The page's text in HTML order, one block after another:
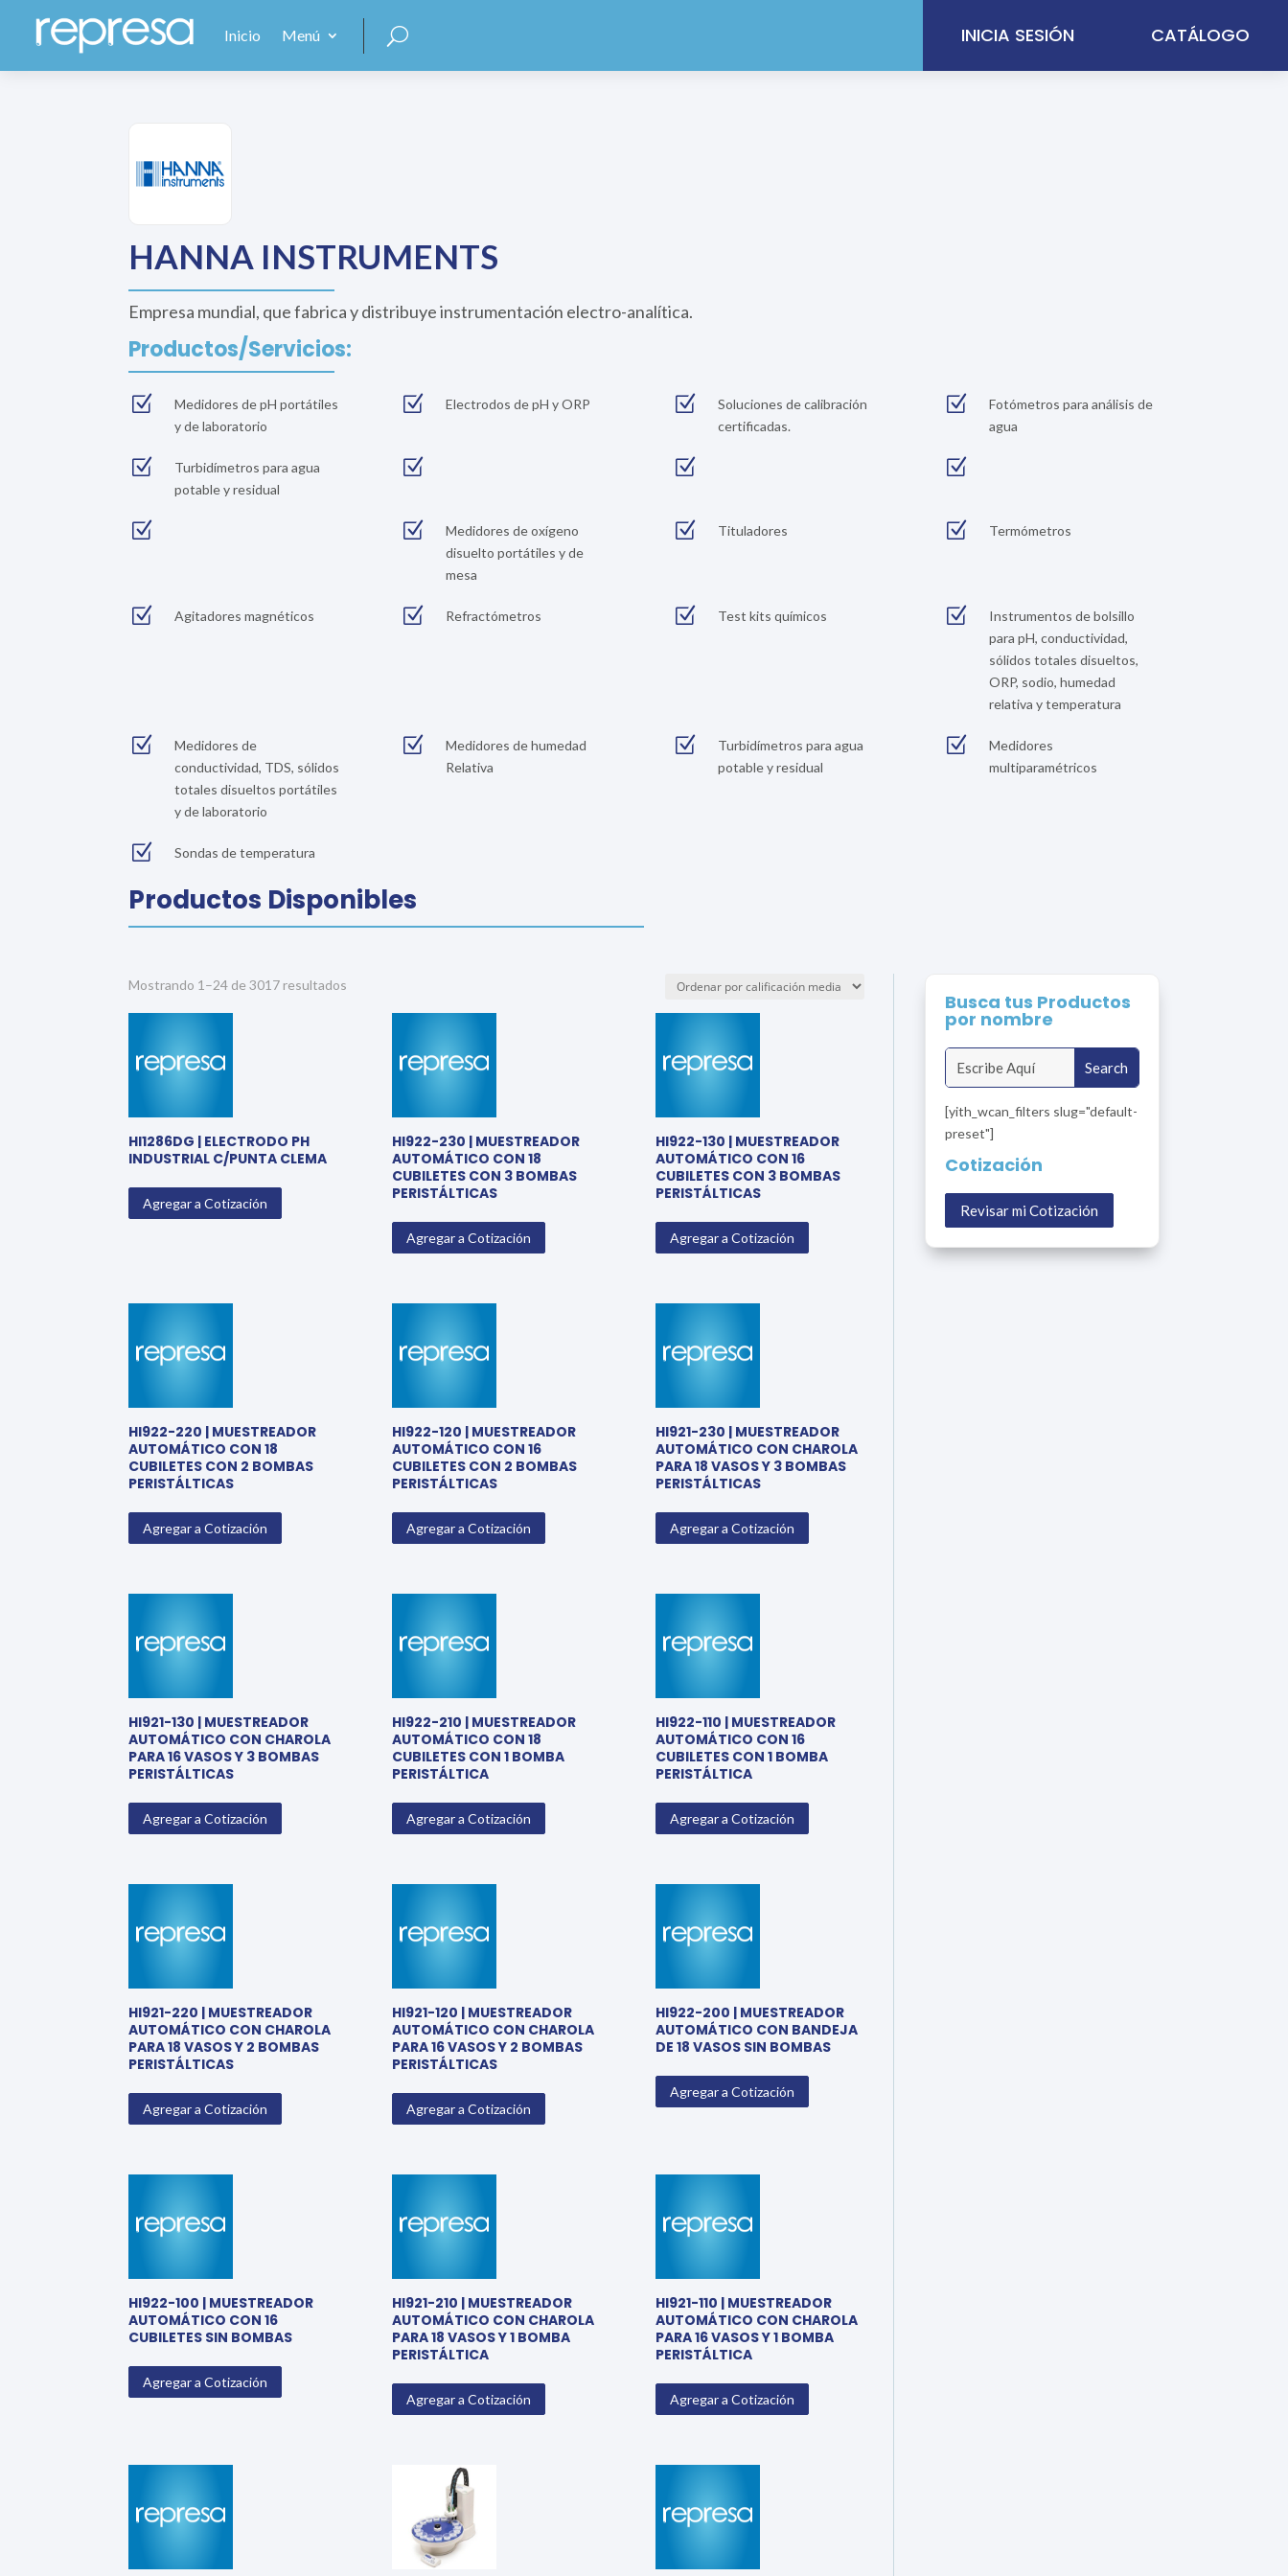
Inicio Menú INICIA SESIÓN CATÁLOGO
HANNA INSTRUMENTS
Empresa mundial, que fabrica y distribuye instrumentación electro-analítica.
Productos/Servicios:
Z
Medidores de pH portátiles
y de laboratorio
Z Electrodos de pH y ORP Z
Soluciones de calibración
certificadas.
Z
Fotómetros para análisis de
agua
Z
Turbidímetros para agua
potable y residual
Z Z Z
Z Z
Medidores de oxígeno
disuelto portátiles y de
mesa
Z Tituladores Z Termómetros
Z Agitadores magnéticos Z Refractómetros Z Test kits químicos Z
Instrumentos de bolsillo
para pH, conductividad,
sólidos totales disueltos,
ORP, sodio, humedad
relativa y temperatura
Z
Medidores de
conductividad, TDS, sólidos
totales disueltos portátiles
y de laboratorio
Z
Medidores de humedad
Relativa
Z
Turbidímetros para agua
potable y residual
Z
Medidores
multiparamétricos
Z Sondas de temperatura
Productos Disponibles
Mostrando 1–24 de 3017 resultados
HI1286DG | ELECTRODO PH
INDUSTRIAL C/PUNTA CLEMA
Agregar a Cotización
HI922-230 | MUESTREADOR
AUTOMÁTICO CON 18
CUBILETES CON 3 BOMBAS
PERISTÁLTICAS
Agregar a Cotización
HI922-130 | MUESTREADOR
AUTOMÁTICO CON 16
CUBILETES CON 3 BOMBAS
PERISTÁLTICAS
Agregar a Cotización
HI922-220 | MUESTREADOR
AUTOMÁTICO CON 18
CUBILETES CON 2 BOMBAS
PERISTÁLTICAS
Agregar a Cotización
HI922-120 | MUESTREADOR
AUTOMÁTICO CON 16
CUBILETES CON 2 BOMBAS
PERISTÁLTICAS
Agregar a Cotización
HI921-230 | MUESTREADOR
AUTOMÁTICO CON CHAROLA
PARA 18 VASOS Y 3 BOMBAS
PERISTÁLTICAS
Agregar a Cotización
HI921-130 | MUESTREADOR
AUTOMÁTICO CON CHAROLA
PARA 16 VASOS Y 3 BOMBAS
PERISTÁLTICAS
Agregar a Cotización
HI922-210 | MUESTREADOR
AUTOMÁTICO CON 18
CUBILETES CON 1 BOMBA
PERISTÁLTICA
Agregar a Cotización
HI922-110 | MUESTREADOR
AUTOMÁTICO CON 16
CUBILETES CON 1 BOMBA
PERISTÁLTICA
Agregar a Cotización
HI921-220 | MUESTREADOR
AUTOMÁTICO CON CHAROLA
PARA 18 VASOS Y 2 BOMBAS
PERISTÁLTICAS
Agregar a Cotización
HI921-120 | MUESTREADOR
AUTOMÁTICO CON CHAROLA
PARA 16 VASOS Y 2 BOMBAS
PERISTÁLTICAS
Agregar a Cotización
HI922-200 | MUESTREADOR
AUTOMÁTICO CON BANDEJA
DE 18 VASOS SIN BOMBAS
Agregar a Cotización
HI922-100 | MUESTREADOR
AUTOMÁTICO CON 16
CUBILETES SIN BOMBAS
Agregar a Cotización
HI921-210 | MUESTREADOR
AUTOMÁTICO CON CHAROLA
PARA 18 VASOS Y 1 BOMBA
PERISTÁLTICA
Agregar a Cotización
HI921-110 | MUESTREADOR
AUTOMÁTICO CON CHAROLA
PARA 16 VASOS Y 1 BOMBA
PERISTÁLTICA
Agregar a Cotización
Busca tus Productos
por nombre
[yith_wcan_filters slug="default-
preset"]
Cotización
Revisar mi Cotización